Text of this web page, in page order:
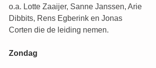
o.a. Lotte Zaaijer, Sanne Janssen, Arie
Dibbits, Rens Egberink en Jonas
Corten die de leiding nemen.
Zondag